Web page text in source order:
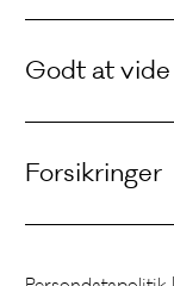
Godt at vide
Forsikringer